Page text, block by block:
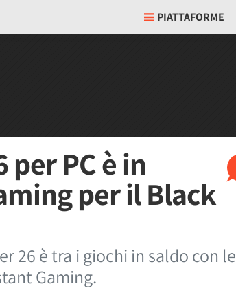
PIATTAFORME
per PC è in
per il Black
26 è tra i giochi in saldo con le
Gaming.